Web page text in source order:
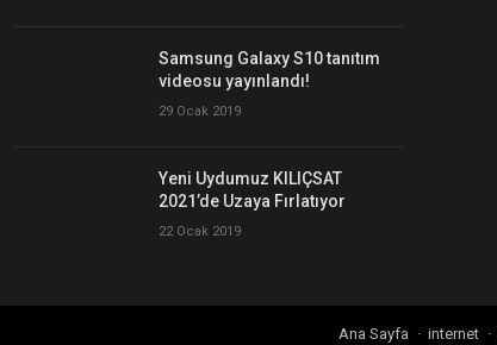
Samsung Galaxy S10 tanıtım
videosu yayınlandı!
29 Ocak 2019
Yeni Uydumuz KILIÇSAT
2021’de Uzaya Fırlatıyor
22 Ocak 2019
Ana Sayfa internet